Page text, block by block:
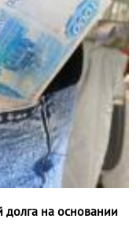
долга на основании